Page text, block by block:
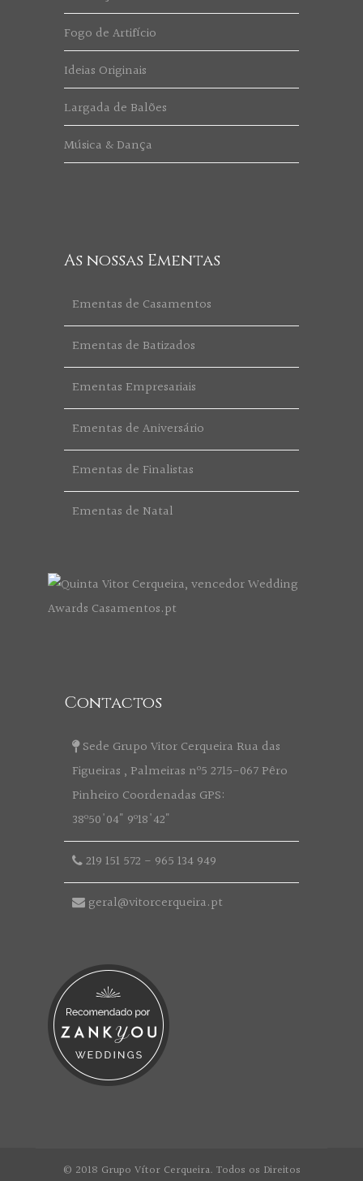
Fogo de Artifício
Ideias Originais
Largada de Balões
Música & Dança
As nossas Ementas
Ementas de Casamentos
Ementas de Batizados
Ementas Empresariais
Ementas de Aniversário
Ementas de Finalistas
Ementas de Natal
Contactos
Sede Grupo Vitor Cerqueira Rua das
Figueiras , Palmeiras nº5 2715-067 Pêro
Pinheiro Coordenadas GPS:
38º50'04" 9º18'42"
219 151 572 - 965 134 949
geral@vitorcerqueira.pt
© 2018 Grupo Vítor Cerqueira. Todos os Direitos